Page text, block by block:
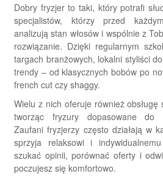
Dobry fryzjer to taki, który potrafi
specjalistów, którzy przed
analizują stan włosów i wspólnie z
rozwiązanie. Dzięki regularnym
targach branżowych, lokalni styliści
trendy – od klasycznych bobów po
french cut czy shaggy.
Wielu z nich oferuje również obsługę
tworząc fryzury dopasowane do
Zaufani fryzjerzy często działają w
sprzyja relaksowi i
szukać opinii, porównać oferty i
poczujesz się komfortowo.